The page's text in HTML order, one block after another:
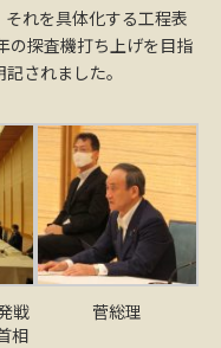
れを具体化する工程表
の探査機打ち上げを目指
されました。
戦
相
菅総理